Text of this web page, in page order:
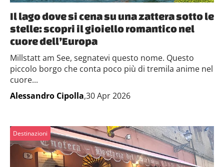
Il lago dove si cena su una zattera sotto le
stelle: scopri il gioiello romantico nel
cuore dell’Europa
Millstatt am See, segnatevi questo nome. Questo
piccolo borgo che conta poco più di tremila anime nel
cuore...
Alessandro Cipolla,30 Apr 2026
Destinazioni